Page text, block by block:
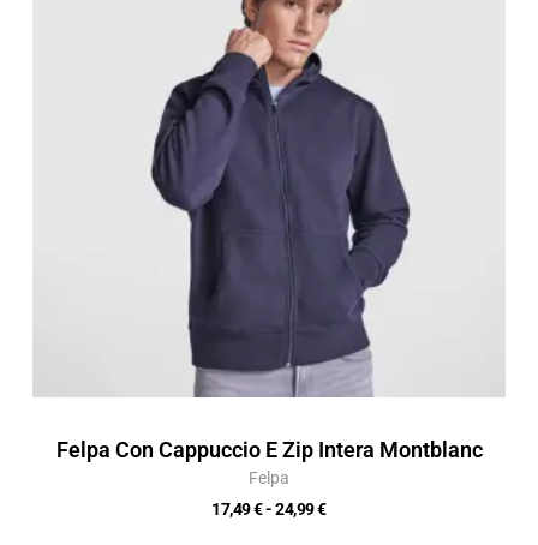
Felpa Con Cappuccio E Zip Intera Montblanc
Felpa
17,49€- 24,99€
da
17,49 €
24,99 €